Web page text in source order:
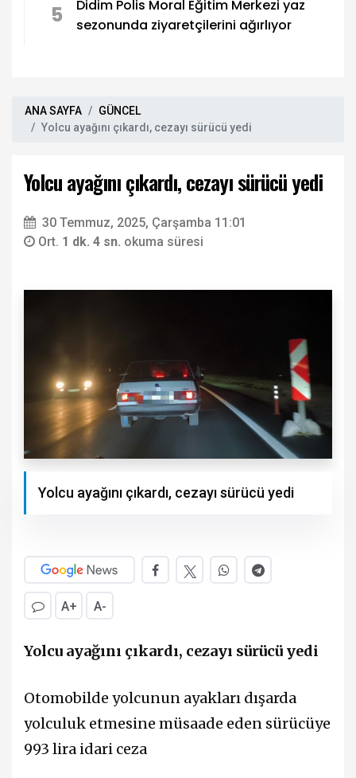
5
Didim Polis Moral Eğitim Merkezi yaz
sezonunda ziyaretçilerini ağırlıyor
ANA SAYFA
GÜNCEL
Yolcu ayağını çıkardı, cezayı sürücü yedi
Yolcu ayağını çıkardı, cezayı sürücü yedi
30 Temmuz, 2025, Çarşamba 11:01
Ort. 1 dk. 4 sn. okuma süresi
Yolcu ayağını çıkardı, cezayı sürücü yedi
A+ A-
Yolcu ayağını çıkardı, cezayı sürücü yedi
Otomobilde yolcunun ayakları dışarda
yolculuk etmesine müsaade eden sürücüye
993 lira idari ceza